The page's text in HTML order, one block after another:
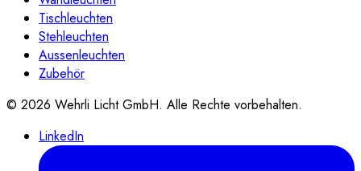
Tischleuchten
Stehleuchten
Aussenleuchten
Zubehör
© 2026 Wehrli Licht GmbH. Alle Rechte vorbehalten.
LinkedIn